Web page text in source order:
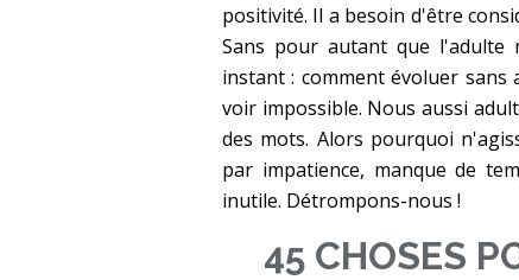
positivité. Il a besoin d'être
Sans pour autant que l'adulte
instant : comment évoluer sans
voir impossible. Nous aussi
des mots. Alors pourquoi
par impatience, manque de
inutile. Détrompons-nous !
45 CHOSES